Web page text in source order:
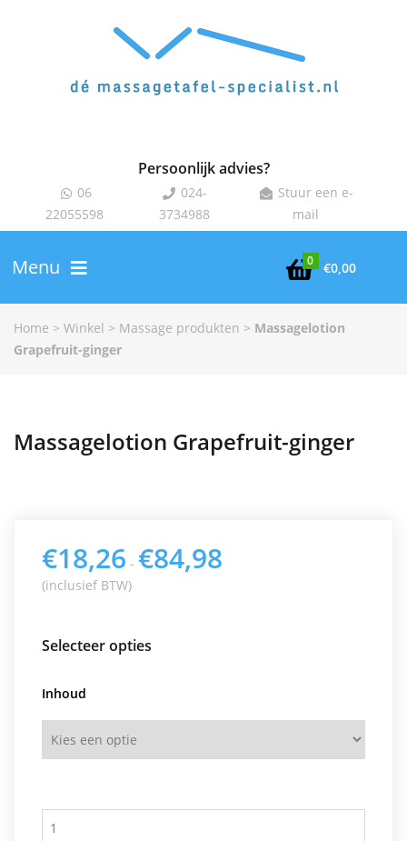
Persoonlijk advies?
 06
22055598
 024-
3734988
 Stuur een e-
mail

0 €0,00
Menu
Home > Winkel > Massage produkten > Massagelotion
Grapefruit-ginger
Massagelotion Grapefruit-ginger
€18,26 - €84,98
(inclusief BTW)
Selecteer opties
Inhoud